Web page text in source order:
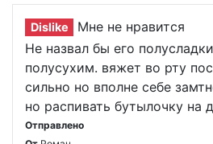
Dislike
Мне не нравится
Не назвал бы его
полусухим. вяжет во рту
сильно но вполне себе
но распивать бутылочку на
Отправлено